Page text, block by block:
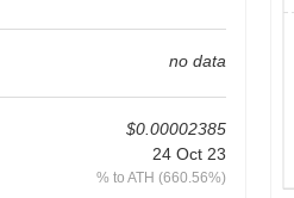
no data
$0.00002385
24 Oct 23
% to ATH (660.56%)